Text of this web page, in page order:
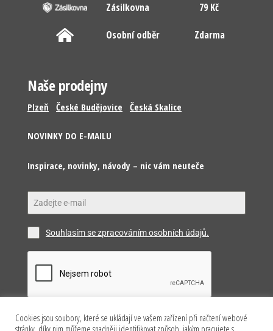
Zásilkovna
79 Kč
Osobní odběr Zdarma
Naše prodejny
Plzeň České Budějovice Česká Skalice
NOVINKY DO E-MAILU
Inspirace, novinky, návody – nic vám neuteče
Souhlasím se zpracováním osobních údajů.
Odeslat
Cookies jsou soubory, které se ukládají ve vašem zařízení při načtení webové
stránky, díky nim můžeme snadněji identifikovat způsob, jakým pracujete s